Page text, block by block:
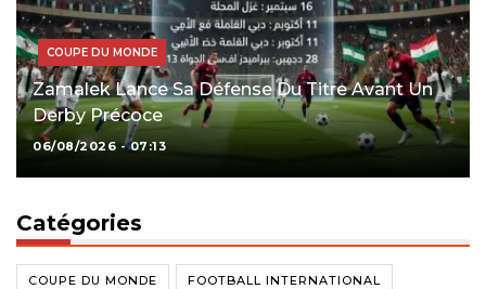
COUPE DU MONDE
Zamalek Lance Sa Défense Du Titre Avant Un
Derby Précoce
06/08/2026 - 07:13
Catégories
COUPE DU MONDE FOOTBALL INTERNATIONAL